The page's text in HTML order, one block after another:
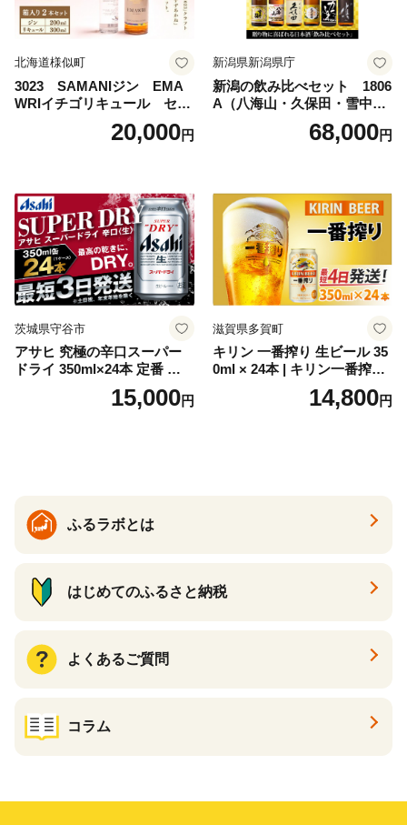
北海道様似町
3023 SAMANIジン EMA
WRIイチゴリキュール セッ
ト（箱入り）【大人の味 酒
お酒 洋酒 スピリッツ クラフ
セット 詰め合わせ カクテル
ソーダ割り アルコール ロッ
ク ソーダ ジントニック 】
20,000円
新潟県新潟県庁
新潟の飲み比べセット 1806
A（八海山・久保田・雪中
梅・越乃寒梅・かたふね・千
68,000円
茨城県守谷市
アサヒ 究極の辛口スーパー
ドライ 350ml×24本 定番 ビー
ル 缶ビール 酒 お酒 アルコー
15,000円
滋賀県多賀町
キリン 一番搾り 生ビール 35
0ml × 24本 | キリン一番搾り
キリンビール 一番搾り ビー
ル 24缶 きりんいちばんしぼ
14,800円
ふるラボとは
はじめてのふるさと納税
よくあるご質問
コラム